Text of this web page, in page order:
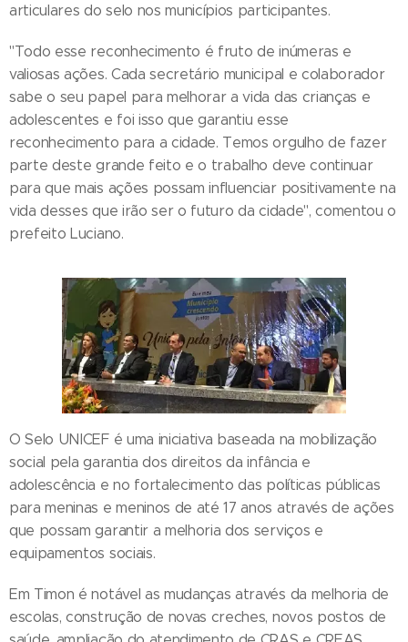
articulares do selo nos municípios participantes.
"Todo esse reconhecimento é fruto de inúmeras e
valiosas ações. Cada secretário municipal e colaborador
sabe o seu papel para melhorar a vida das crianças e
adolescentes e foi isso que garantiu esse
reconhecimento para a cidade. Temos orgulho de fazer
parte deste grande feito e o trabalho deve continuar
para que mais ações possam influenciar positivamente na
vida desses que irão ser o futuro da cidade", comentou o
prefeito Luciano.
O Selo UNICEF é uma iniciativa baseada na mobilização
social pela garantia dos direitos da infância e
adolescência e no fortalecimento das políticas públicas
para meninas e meninos de até 17 anos através de ações
que possam garantir a melhoria dos serviços e
equipamentos sociais.
Em Timon é notável as mudanças através da melhoria de
escolas, construção de novas creches, novos postos de